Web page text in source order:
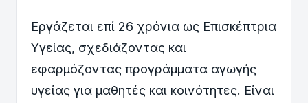
Εργάζεται επί 26 χρόνια ως Επισκέπτρια
Υγείας, σχεδιάζοντας και
εφαρμόζοντας προγράμματα αγωγής
υγείας για μαθητές και κοινότητες. Είναι